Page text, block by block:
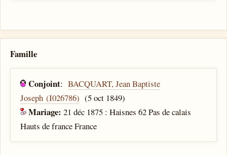
Famille
Conjoint:BACQUART, Jean Baptiste
Joseph (I026786) (5 oct 1849)
Mariage:21 déc 1875 : Haisnes 62 Pas de calais
Hauts de france France